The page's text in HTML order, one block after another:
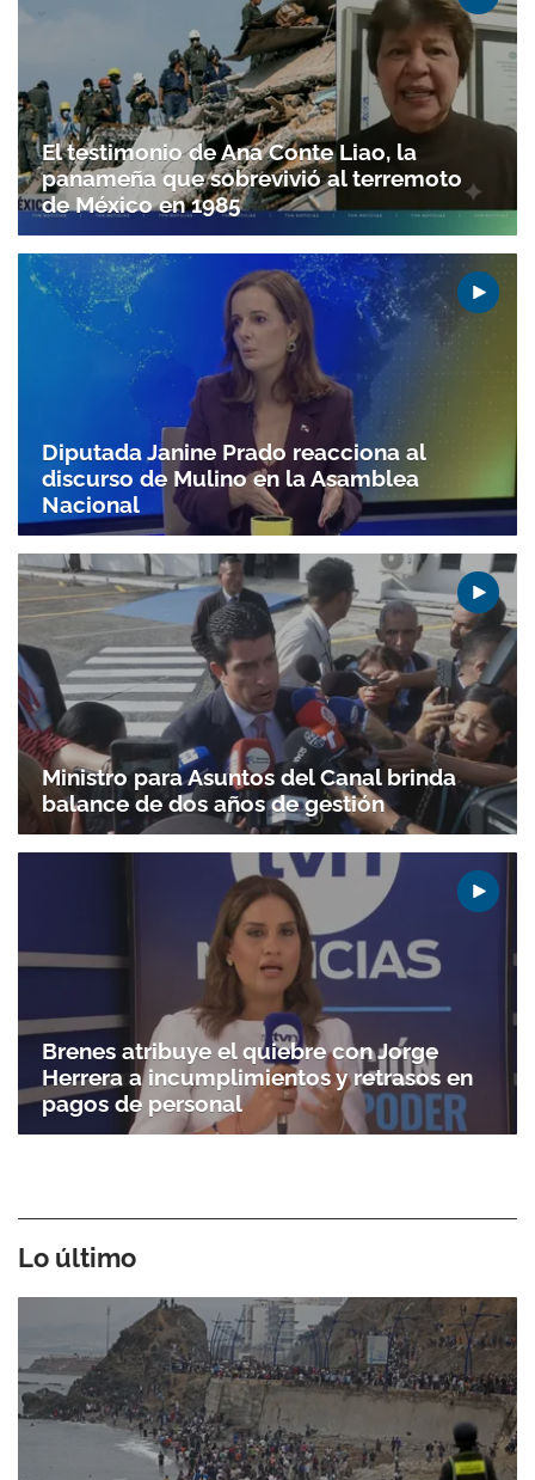
Gracias por suscribirte a nuestro boletín.
ACEPTAR
El testimonio de Ana Conte Liao, la
panameña que sobrevivió al terremoto
de México en 1985
Diputada Janine Prado reacciona al
discurso de Mulino en la Asamblea
Nacional
Ministro para Asuntos del Canal brinda
balance de dos años de gestión
Brenes atribuye el quiebre con Jorge
Herrera a incumplimientos y retrasos en
pagos de personal
Lo último